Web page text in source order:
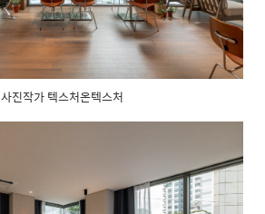
사진작가 텍스처온텍스처